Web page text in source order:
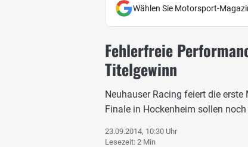
Wählen Sie Motorsport-
Fehlerfreie
Titelgewinn
Neuhauser Racing feiert die
Finale in Hockenheim sollen noch
23.09.2014, 10:30 Uhr
Lesezeit: 2 Min